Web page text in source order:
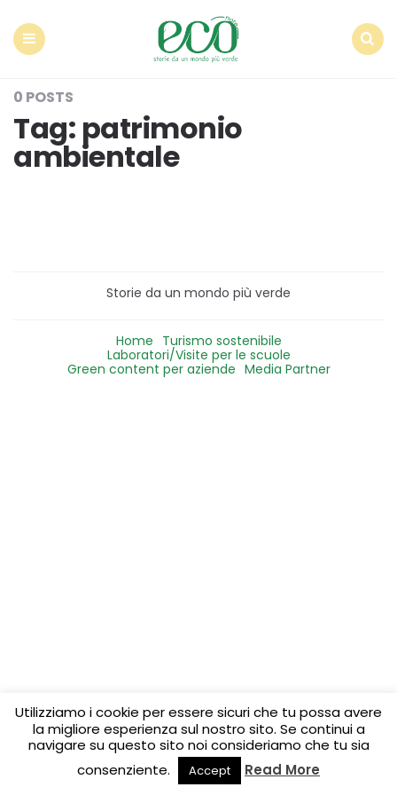
0 POSTS
Tag: patrimonio
ambientale
Storie da un mondo più verde
Home Turismo sostenibile
Laboratori/Visite per le scuole
Green content per aziende Media Partner
Utilizziamo i cookie per essere sicuri che tu possa avere
la migliore esperienza sul nostro sito. Se continui a
navigare su questo sito noi consideriamo che tu sia
consenziente.
Accept Read More